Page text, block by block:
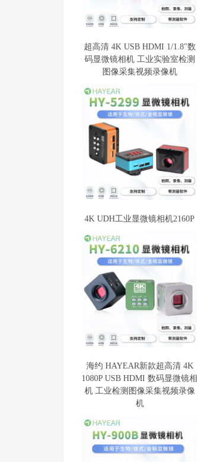
超高清 4K USB HDMI 1/1.8"数
码显微镜相机 工业实验室检测
图像采集视频录像机
4K UDH工业显微镜相机2160P
海约 HAYEAR新款超高清 4K
1080P USB HDMI 数码显微镜相
机 工业检测图像采集视频录像
机